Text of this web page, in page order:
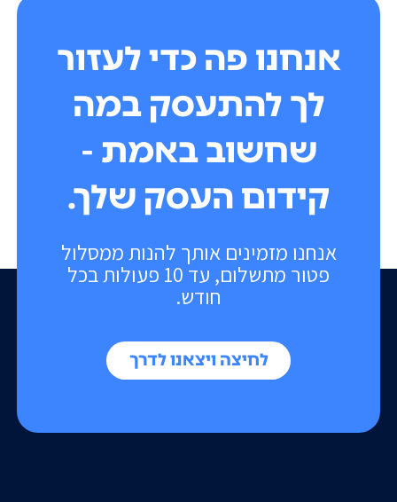
אנחנו מזמינים אותך להנות ממסלול
פטור מתשלום, עד 10 פעולות בכל
חודש.
לחיצה ויצאנו לדרך
אנחנו פה כדי לעזור
לך להתעסק במה
שחשוב באמת -
קידום העסק שלך.